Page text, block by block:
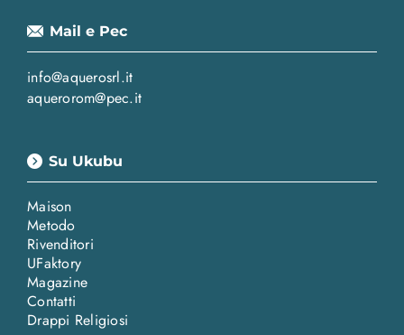
Mail e Pec
info@aquerosrl.it
aquerorom@pec.it
Su Ukubu
Maison
Metodo
Rivenditori
UFaktory
Magazine
Contatti
Drappi Religiosi